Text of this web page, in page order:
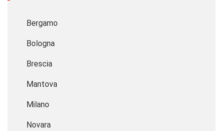
Bergamo
Bologna
Brescia
Mantova
Milano
Novara